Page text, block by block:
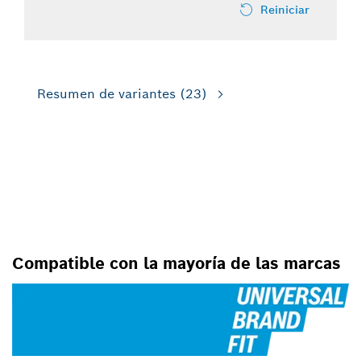
Reiniciar
Resumen de variantes (23)
Compatible con la mayoría de las marcas